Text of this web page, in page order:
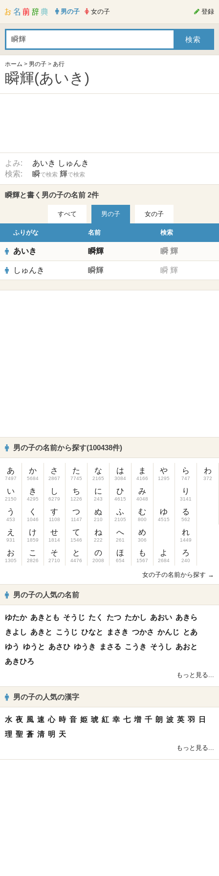
男の子 女の子 登録
ホーム > 男の子 > あ行
瞬輝(あいき)
よみ: あいき しゅんき
検索:
瞬で検索 輝で検索
瞬輝と書く男の子の名前 2件
すべて 男の子 女の子
ふりがな 名前 検索
あいき 瞬輝 瞬 輝
しゅんき 瞬輝 瞬 輝
男の子の名前から探す(100438件)
あ
7497
い
2150
う
453
え
931
お
1305
か
5684
き
4295
く
1046
け
1859
こ
2826
さ
2867
し
6279
す
1108
せ
1814
そ
2710
た
7745
ち
1226
つ
1147
て
1546
と
4476
な
2165
に
243
ぬ
210
ね
222
の
2008
は
3084
ひ
4615
ふ
2105
へ
261
ほ
654
ま
4166
み
4048
む
800
め
306
も
1567
や
1295
ゆ
4515
よ
2684
ら
747
り
3141
る
562
れ
1449
ろ
240
わ
372
女の子の名前から探す →
男の子の人気の名前
ゆたか あきとも そうじ たく たつ たかし あおい あきら
きよし あきと こうじ ひなと まさき つかさ かんじ とあ
ゆう
ゆうと あさひ ゆうき まさる こうき そうし あおと
あきひろ
もっと見る...
男の子の人気の漢字
水 夜 風 速 心 時 音 姫 琥 紅 幸 七 増 千 朗 波 英 羽
日
理 聖 蒼 清 明 天
もっと見る...